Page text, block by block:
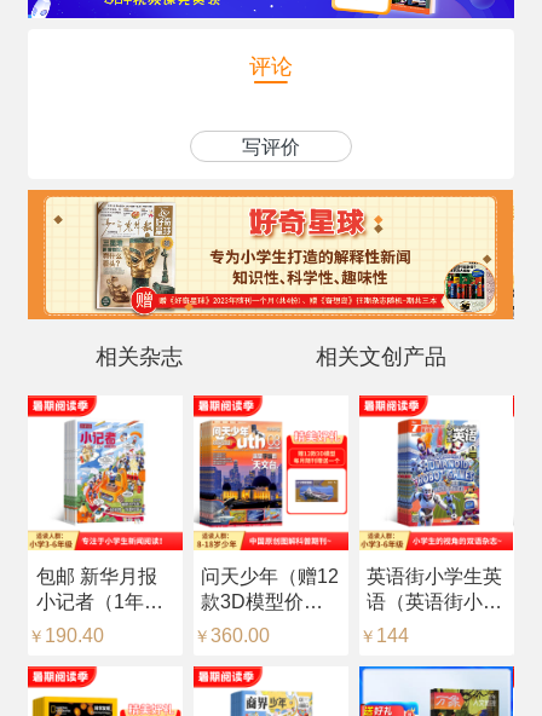
评论
写评价
相关杂志 相关文创产品
包邮 新华月报
小记者（1年共
12期）（预约全
￥ 190.40
问天少年（赠12
款3D模型价值
216元，每月随
（1年共12期）
（杂志订阅）
￥ 360.00
英语街小学生英
语（英语街小学
版）（中英双
阅）
￥ 144